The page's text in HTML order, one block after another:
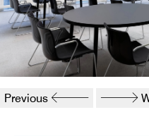
Previous